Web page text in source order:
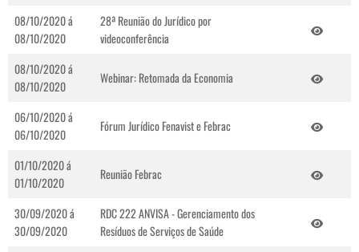
08/10/2020 á
08/10/2020
28ª Reunião do Jurídico por
videoconferência
08/10/2020 á
08/10/2020
Webinar: Retomada da Economia
06/10/2020 á
06/10/2020
Fórum Jurídico Fenavist e Febrac
01/10/2020 á
01/10/2020
Reunião Febrac
30/09/2020 á
30/09/2020
RDC 222 ANVISA - Gerenciamento dos
Resíduos de Serviços de Saúde